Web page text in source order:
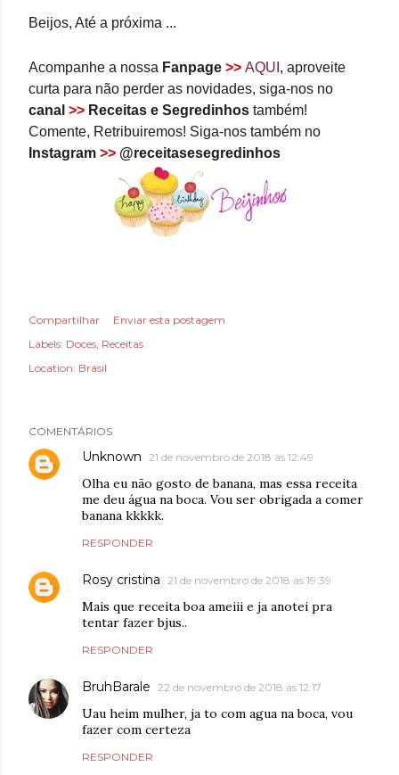
Beijos, Até a próxima ...
Acompanhe a nossa Fanpage >> AQUI , aproveite
curta para não perder as novidades, siga-nos no
canal >> Receitas e Segredinhos também!
Comente, Retribuiremos! Siga-nos também no
Instagram >> @receitasesegredinhos
Compartilhar
Enviar esta postagem
Labels: Doces Receitas
Location: Brasil
COMENTÁRIOS
Unknown 21 de novembro de 2018 às 12:49
Olha eu não gosto de banana, mas essa receita
me deu água na boca. Vou ser obrigada a comer
banana kkkkk.
RESPONDER
Rosy cristina 21 de novembro de 2018 às 19:39
Mais que receita boa ameiii e ja anotei pra
tentar fazer bjus..
RESPONDER
BruhBarale 22 de novembro de 2018 às 12:17
Uau heim mulher, ja to com agua na boca, vou
fazer com certeza
RESPONDER